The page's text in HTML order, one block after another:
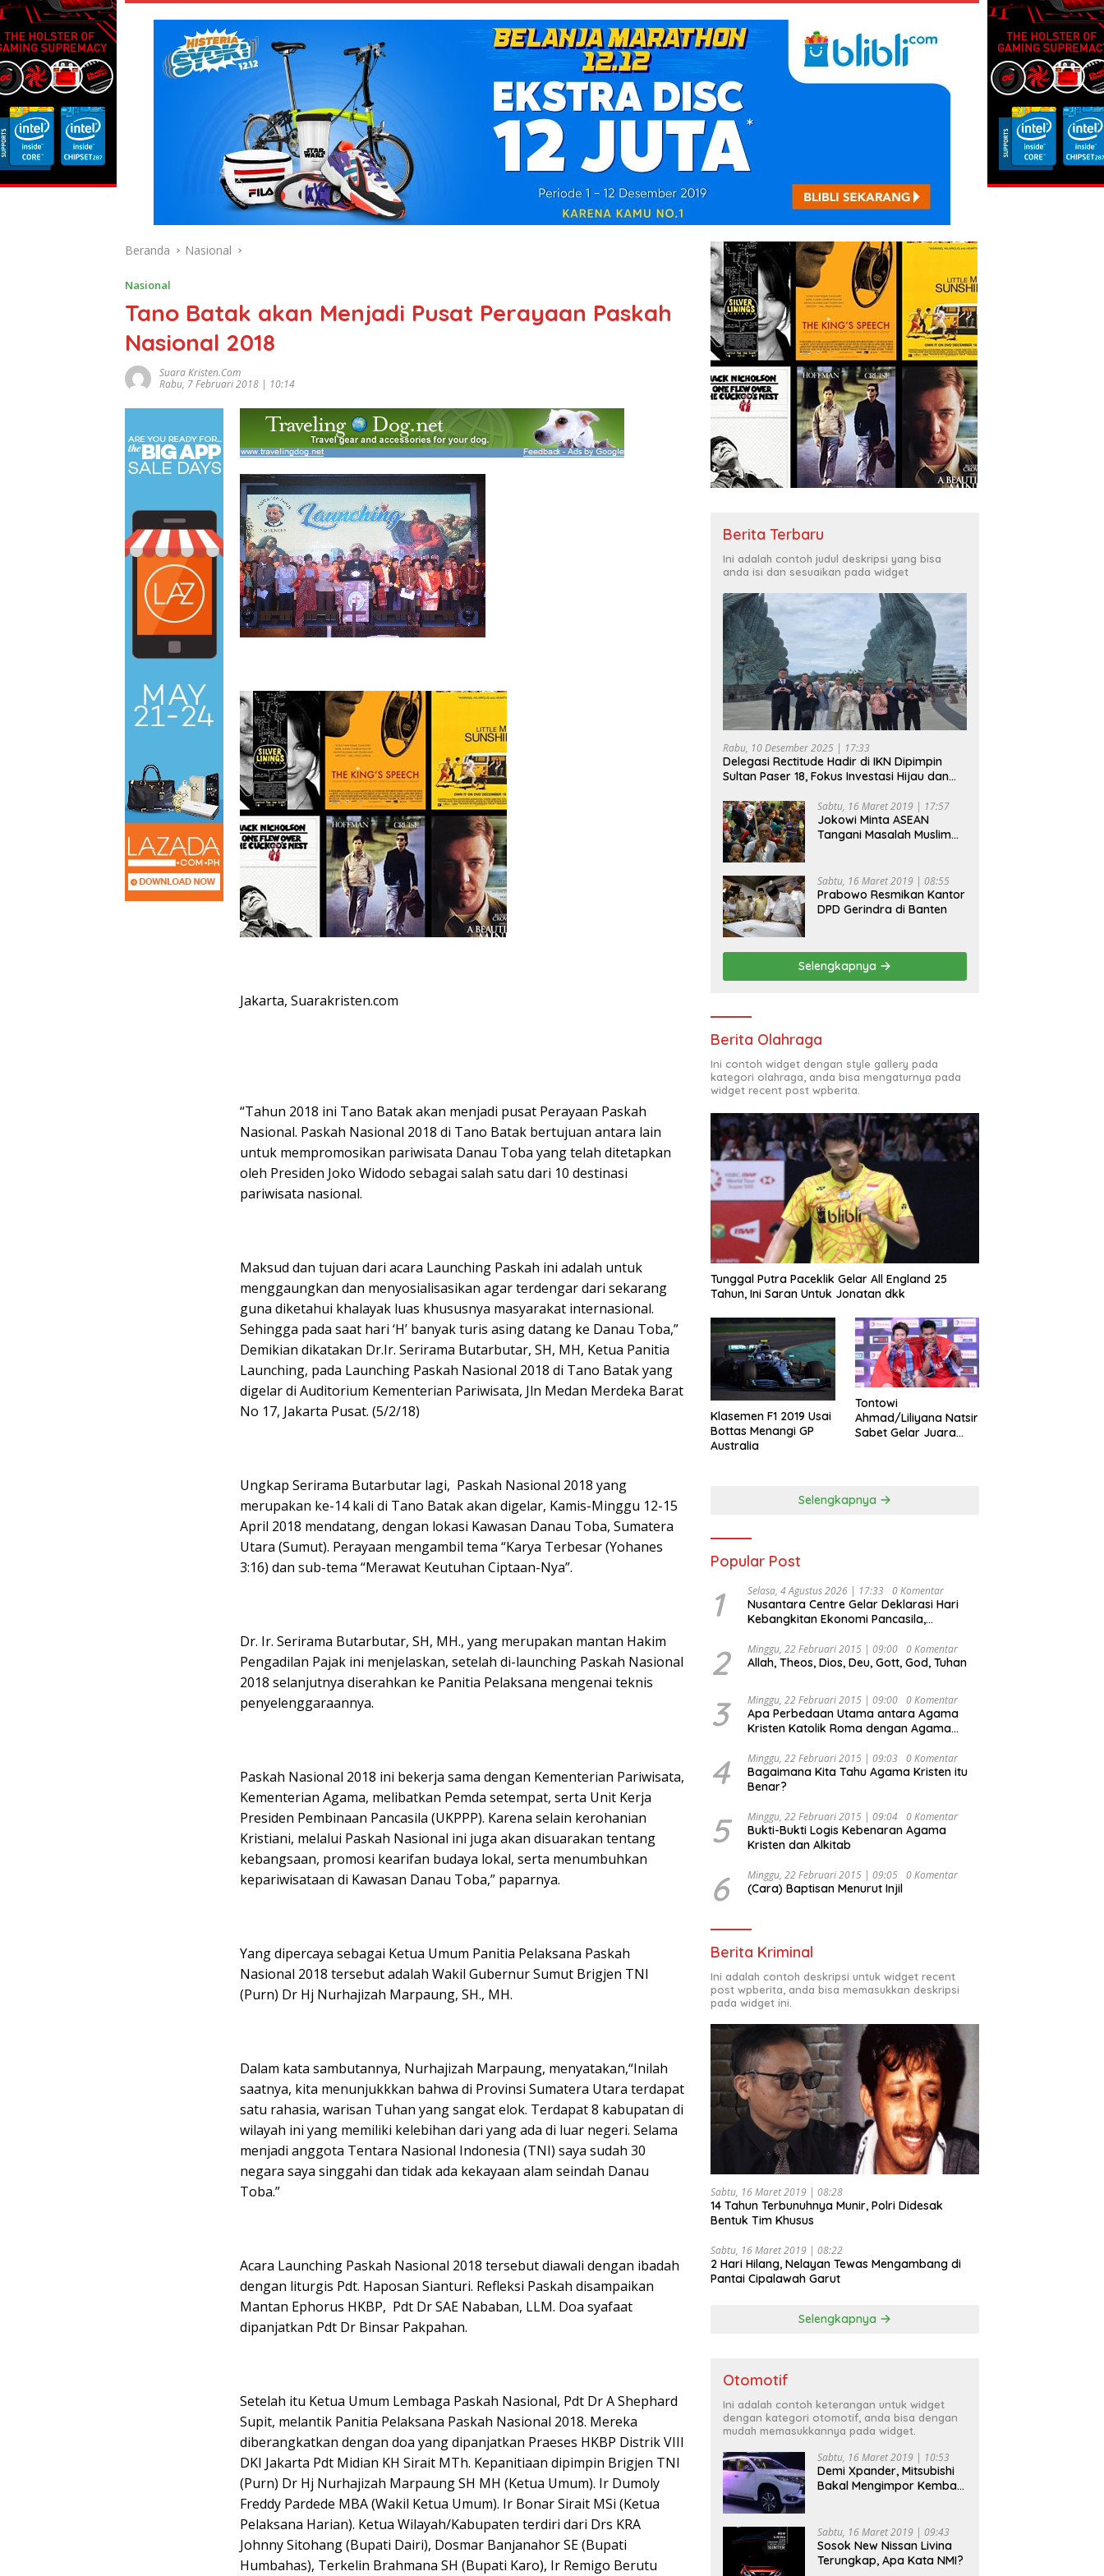
Beranda Nasional
Nasional
Tano Batak akan Menjadi Pusat Perayaan Paskah
Nasional 2018
Suara Kristen.com
Rabu, 7 Februari 2018 | 10:14
Jakarta, Suarakristen.com
“Tahun 2018 ini Tano Batak akan menjadi pusat Perayaan Paskah
Nasional. Paskah Nasional 2018 di Tano Batak bertujuan antara lain
untuk mempromosikan pariwisata Danau Toba yang telah ditetapkan
oleh Presiden Joko Widodo sebagai salah satu dari 10 destinasi
pariwisata nasional.
Maksud dan tujuan dari acara Launching Paskah ini adalah untuk
menggaungkan dan menyosialisasikan agar terdengar dari sekarang
guna diketahui khalayak luas khususnya masyarakat internasional.
Sehingga pada saat hari ‘H’ banyak turis asing datang ke Danau Toba,”
Demikian dikatakan Dr.Ir. Serirama Butarbutar, SH, MH, Ketua Panitia
Launching, pada Launching Paskah Nasional 2018 di Tano Batak yang
digelar di Auditorium Kementerian Pariwisata, Jln Medan Merdeka Barat
No 17, Jakarta Pusat. (5/2/18)
Ungkap Serirama Butarbutar lagi, Paskah Nasional 2018 yang
merupakan ke-14 kali di Tano Batak akan digelar, Kamis-Minggu 12-15
April 2018 mendatang, dengan lokasi Kawasan Danau Toba, Sumatera
Utara (Sumut). Perayaan mengambil tema “Karya Terbesar (Yohanes
3:16) dan sub-tema “Merawat Keutuhan Ciptaan-Nya”.
Dr. Ir. Serirama Butarbutar, SH, MH., yang merupakan mantan Hakim
Pengadilan Pajak ini menjelaskan, setelah di-launching Paskah Nasional
2018 selanjutnya diserahkan ke Panitia Pelaksana mengenai teknis
penyelenggaraannya.
Paskah Nasional 2018 ini bekerja sama dengan Kementerian Pariwisata,
Kementerian Agama, melibatkan Pemda setempat, serta Unit Kerja
Presiden Pembinaan Pancasila (UKPPP). Karena selain kerohanian
Kristiani, melalui Paskah Nasional ini juga akan disuarakan tentang
kebangsaan, promosi kearifan budaya lokal, serta menumbuhkan
kepariwisataan di Kawasan Danau Toba,” paparnya.
Yang dipercaya sebagai Ketua Umum Panitia Pelaksana Paskah
Nasional 2018 tersebut adalah Wakil Gubernur Sumut Brigjen TNI
(Purn) Dr Hj Nurhajizah Marpaung, SH., MH.
Dalam kata sambutannya, Nurhajizah Marpaung, menyatakan,“Inilah
saatnya, kita menunjukkkan bahwa di Provinsi Sumatera Utara terdapat
satu rahasia, warisan Tuhan yang sangat elok. Terdapat 8 kabupatan di
wilayah ini yang memiliki kelebihan dari yang ada di luar negeri. Selama
menjadi anggota Tentara Nasional Indonesia (TNI) saya sudah 30
negara saya singgahi dan tidak ada kekayaan alam seindah Danau
Toba.”
Acara Launching Paskah Nasional 2018 tersebut diawali dengan ibadah
dengan liturgis Pdt. Haposan Sianturi. Refleksi Paskah disampaikan
Mantan Ephorus HKBP, Pdt Dr SAE Nababan, LLM. Doa syafaat
dipanjatkan Pdt Dr Binsar Pakpahan.
Setelah itu Ketua Umum Lembaga Paskah Nasional, Pdt Dr A Shephard
Supit, melantik Panitia Pelaksana Paskah Nasional 2018. Mereka
diberangkatkan dengan doa yang dipanjatkan Praeses HKBP Distrik VIII
DKI Jakarta Pdt Midian KH Sirait MTh. Kepanitiaan dipimpin Brigjen TNI
(Purn) Dr Hj Nurhajizah Marpaung SH MH (Ketua Umum). Ir Dumoly
Freddy Pardede MBA (Wakil Ketua Umum). Ir Bonar Sirait MSi (Ketua
Pelaksana Harian). Ketua Wilayah/Kabupaten terdiri dari Drs KRA
Johnny Sitohang (Bupati Dairi), Dosmar Banjanahor SE (Bupati
Humbahas), Terkelin Brahmana SH (Bupati Karo), Ir Remigo Berutu
Berita Terbaru
Ini adalah contoh judul deskripsi yang bisa
anda isi dan sesuaikan pada widget
Rabu, 10 Desember 2025 | 17:33
Delegasi Rectitude Hadir di IKN Dipimpin
Sultan Paser 18, Fokus Investasi Hijau dan
Sabtu, 16 Maret 2019 | 17:57
Jokowi Minta ASEAN
Tangani Masalah Muslim
Sabtu, 16 Maret 2019 | 08:55
Prabowo Resmikan Kantor
DPD Gerindra di Banten
Selengkapnya
Berita Olahraga
Ini contoh widget dengan style gallery pada
kategori olahraga, anda bisa mengaturnya pada
widget recent post wpberita.
Tunggal Putra Paceklik Gelar All England 25
Tahun, Ini Saran Untuk Jonatan dkk
Klasemen F1 2019 Usai
Bottas Menangi GP
Australia
Tontowi
Ahmad/Liliyana Natsir
Sabet Gelar Juara
Selengkapnya
Popular Post
1 Selasa, 4 Agustus 2026 | 17:33 0 Komentar
Nusantara Centre Gelar Deklarasi Hari
Kebangkitan Ekonomi Pancasila,
Djojohadikusumo Anti Penjajahan
(Pergolakan Ekonomi Politik Indonesia) &
Undang Perekonomian Nasional dan
Kesejahteraan Sosial dalam Menata
Bangsa Menuju Indonesia Emas 2045”,
2 Minggu, 22 Februari 2015 | 09:00 0 Komentar
Allah, Theos, Dios, Deu, Gott, God, Tuhan
3 Minggu, 22 Februari 2015 | 09:00 0 Komentar
Apa Perbedaan Utama antara Agama
Kristen Katolik Roma dengan Agama
4 Minggu, 22 Februari 2015 | 09:03 0 Komentar
Bagaimana Kita Tahu Agama Kristen itu
Benar?
5 Minggu, 22 Februari 2015 | 09:04 0 Komentar
Bukti-Bukti Logis Kebenaran Agama
Kristen dan Alkitab
6 Minggu, 22 Februari 2015 | 09:05 0 Komentar
(Cara) Baptisan Menurut Injil
Berita Kriminal
Ini adalah contoh deskripsi untuk widget recent
post wpberita, anda bisa memasukkan deskripsi
pada widget ini.
Sabtu, 16 Maret 2019 | 08:28
14 Tahun Terbunuhnya Munir, Polri Didesak
Bentuk Tim Khusus
Sabtu, 16 Maret 2019 | 08:22
2 Hari Hilang, Nelayan Tewas Mengambang di
Pantai Cipalawah Garut
Selengkapnya
Otomotif
Ini adalah contoh keterangan untuk widget
dengan kategori otomotif, anda bisa dengan
mudah memasukkannya pada widget.
Sabtu, 16 Maret 2019 | 10:53
Demi Xpander, Mitsubishi
Bakal Mengimpor Kembali
Sabtu, 16 Maret 2019 | 09:43
Sosok New Nissan Livina
Terungkap, Apa Kata NMI?